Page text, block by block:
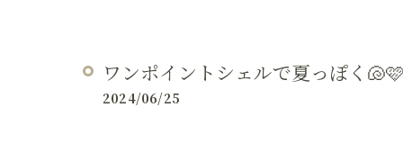
ワンポイントシェルで夏っぽく
2024/06/25